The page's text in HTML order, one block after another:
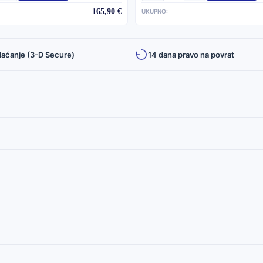
165,90 € UKUPNO:
(3-D Secure) 14 dana pravo na povrat